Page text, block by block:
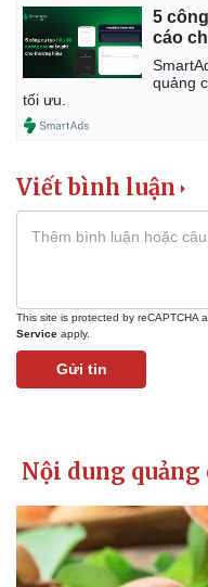
5
cáo
quảng
tối ưu.
Viết bình luận
This site is protected by reCAPTCHA
Service apply.
Gửi tin